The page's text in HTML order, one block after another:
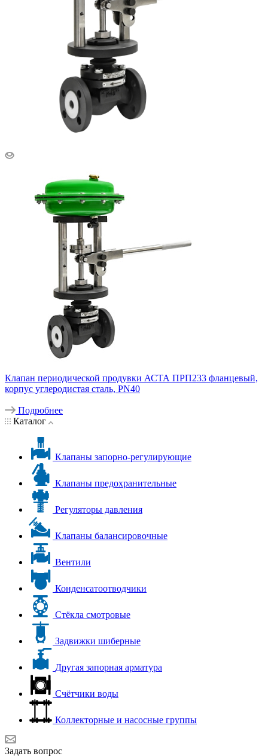
Клапан периодической продувки АСТА ПРП233 фланцевый,
корпус углеродистая сталь, PN40
Подробнее
Каталог
Клапаны запорно-регулирующие
Клапаны предохранительные
Регуляторы давления
Клапаны балансировочные
Вентили
Конденсатоотводчики
Стёкла смотровые
Задвижки шиберные
Другая запорная арматура
Счётчики воды
Коллекторные и насосные группы
Задать вопрос